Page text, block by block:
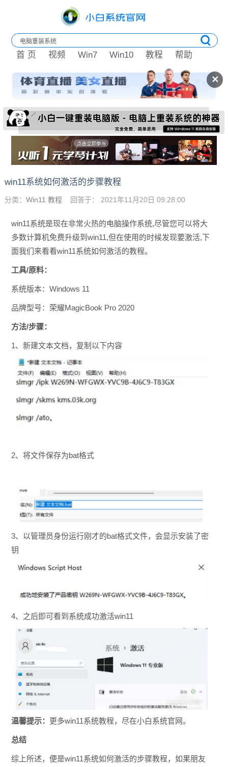
✕
首 页 视频 Win7 Win10 教程 帮助
win11系统如何激活的步骤教程
分类： Win11 教程 回答于： 2021年11月20日 09:28:00
win11系统是现在非常火热的电脑操作系统,尽管您可以将大
多数计算机免费升级到win11,但在使用的时候发现要激活,下
面我们来看看win11系统如何激活的教程。
工具/原料：
系统版本：Windows 11
品牌型号：荣耀MagicBook Pro 2020
方法/步骤：
1、新建文本文档，复制以下内容
2、将文件保存为bat格式
3、以管理员身份运行刚才的bat格式文件，会显示安装了密
钥
4、之后即可看到系统成功激活win11
温馨提示： 更多win11系统教程，尽在小白系统官网。
总结
综上所述，便是win11系统如何激活的步骤教程，如果朋友